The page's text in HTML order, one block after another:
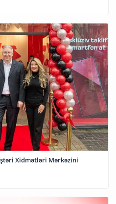
Xidmətləri Mərkəzini